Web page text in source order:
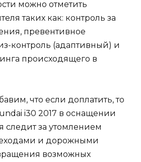
можно отметить
таких как: контроль за
превентивное
контроль (адаптивный) и
происходящего в
что если доплатить, то
i30 2017 в оснащении
следит за утомлением
и дорожными
возможных